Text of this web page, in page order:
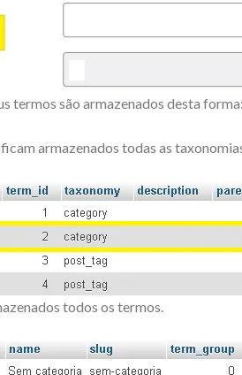
termos são armazenados desta forma:
armazenados todas as
todos os termos.